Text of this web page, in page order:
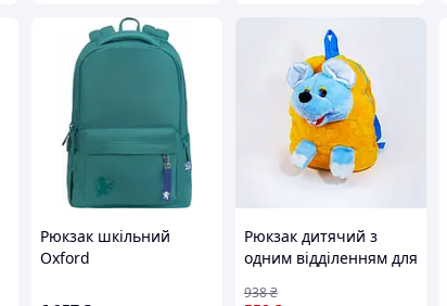
Рюкзак шкільний
Oxford
темно-зелений 26л
Рюкзак дитячий з
одним відділенням для
штучне хутро жовто-
938₴